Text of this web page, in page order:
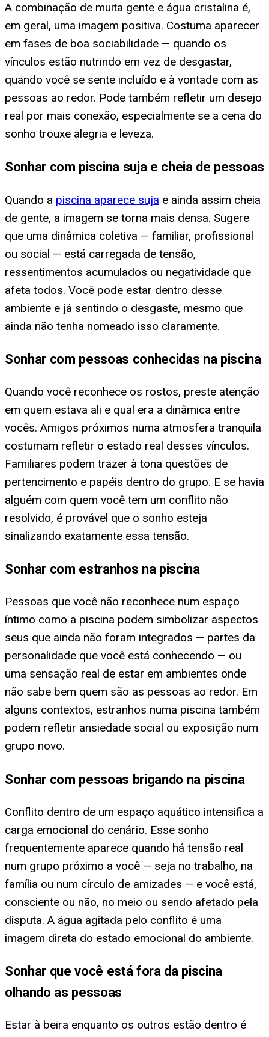
A combinação de muita gente e água cristalina é,
em geral, uma imagem positiva. Costuma aparecer
em fases de boa sociabilidade — quando os
vínculos estão nutrindo em vez de desgastar,
quando você se sente incluído e à vontade com as
pessoas ao redor. Pode também refletir um desejo
real por mais conexão, especialmente se a cena do
sonho trouxe alegria e leveza.
Sonhar com piscina suja e cheia de pessoas
Quando a piscina aparece suja e ainda assim cheia
de gente, a imagem se torna mais densa. Sugere
que uma dinâmica coletiva — familiar, profissional
ou social — está carregada de tensão,
ressentimentos acumulados ou negatividade que
afeta todos. Você pode estar dentro desse
ambiente e já sentindo o desgaste, mesmo que
ainda não tenha nomeado isso claramente.
Sonhar com pessoas conhecidas na piscina
Quando você reconhece os rostos, preste atenção
em quem estava ali e qual era a dinâmica entre
vocês. Amigos próximos numa atmosfera tranquila
costumam refletir o estado real desses vínculos.
Familiares podem trazer à tona questões de
pertencimento e papéis dentro do grupo. E se havia
alguém com quem você tem um conflito não
resolvido, é provável que o sonho esteja
sinalizando exatamente essa tensão.
Sonhar com estranhos na piscina
Pessoas que você não reconhece num espaço
íntimo como a piscina podem simbolizar aspectos
seus que ainda não foram integrados — partes da
personalidade que você está conhecendo — ou
uma sensação real de estar em ambientes onde
não sabe bem quem são as pessoas ao redor. Em
alguns contextos, estranhos numa piscina também
podem refletir ansiedade social ou exposição num
grupo novo.
Sonhar com pessoas brigando na piscina
Conflito dentro de um espaço aquático intensifica a
carga emocional do cenário. Esse sonho
frequentemente aparece quando há tensão real
num grupo próximo a você — seja no trabalho, na
família ou num círculo de amizades — e você está,
consciente ou não, no meio ou sendo afetado pela
disputa. A água agitada pelo conflito é uma
imagem direta do estado emocional do ambiente.
Sonhar que você está fora da piscina
olhando as pessoas
Estar à beira enquanto os outros estão dentro é